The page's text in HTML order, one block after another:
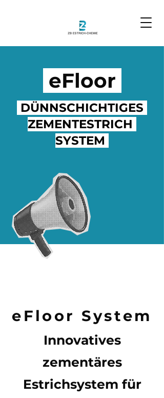
eFloor
DÜNNSCHICHTIGES
ZEMENTESTRICH
SYSTEM
eFloor System
Innovatives
zementäres
Estrichsystem für